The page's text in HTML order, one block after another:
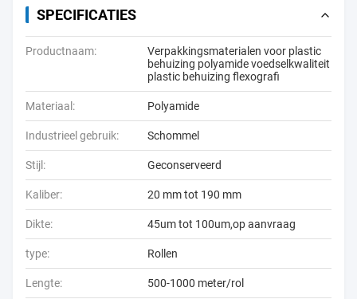
SPECIFICATIES
Productnaam:
Verpakkingsmaterialen voor plastic
behuizing polyamide voedselkwaliteit
plastic behuizing flexografi
Materiaal: Polyamide
Industrieel gebruik: Schommel
Stijl: Geconserveerd
Kaliber: 20 mm tot 190 mm
Dikte: 45um tot 100um,op aanvraag
type: Rollen
Lengte: 500-1000 meter/rol